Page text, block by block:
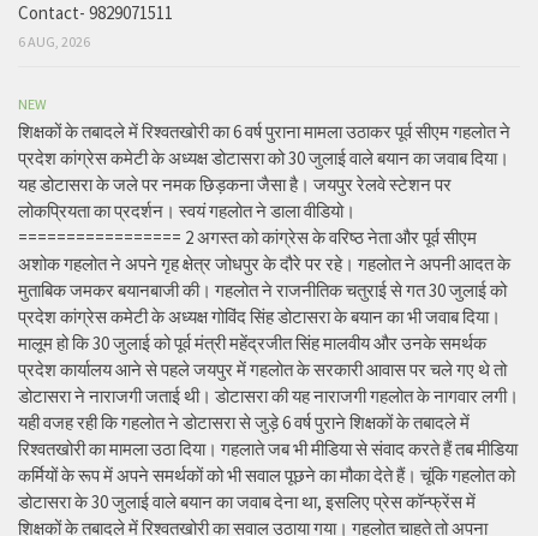
Contact- 9829071511
6 AUG, 2026
NEW
शिक्षकों के तबादले में रिश्वतखोरी का 6 वर्ष पुराना मामला उठाकर पूर्व सीएम गहलोत ने
प्रदेश कांग्रेस कमेटी के अध्यक्ष डोटासरा को 30 जुलाई वाले बयान का जवाब दिया।
यह डोटासरा के जले पर नमक छिड़कना जैसा है। जयपुर रेलवे स्टेशन पर
लोकप्रियता का प्रदर्शन। स्वयं गहलोत ने डाला वीडियो।
================= 2 अगस्त को कांग्रेस के वरिष्ठ नेता और पूर्व सीएम
अशोक गहलोत ने अपने गृह क्षेत्र जोधपुर के दौरे पर रहे। गहलोत ने अपनी आदत के
मुताबिक जमकर बयानबाजी की। गहलोत ने राजनीतिक चतुराई से गत 30 जुलाई को
प्रदेश कांग्रेस कमेटी के अध्यक्ष गोविंद सिंह डोटासरा के बयान का भी जवाब दिया।
मालूम हो कि 30 जुलाई को पूर्व मंत्री महेंद्रजीत सिंह मालवीय और उनके समर्थक
प्रदेश कार्यालय आने से पहले जयपुर में गहलोत के सरकारी आवास पर चले गए थे तो
डोटासरा ने नाराजगी जताई थी। डोटासरा की यह नाराजगी गहलोत के नागवार लगी।
यही वजह रही कि गहलोत ने डोटासरा से जुड़े 6 वर्ष पुराने शिक्षकों के तबादले में
रिश्वतखोरी का मामला उठा दिया। गहलाते जब भी मीडिया से संवाद करते हैं तब मीडिया
कर्मियों के रूप में अपने समर्थकों को भी सवाल पूछने का मौका देते हैं। चूंकि गहलोत को
डोटासरा के 30 जुलाई वाले बयान का जवाब देना था, इसलिए प्रेस कॉन्फ्रेंस में
शिक्षकों के तबादले में रिश्वतखोरी का सवाल उठाया गया। गहलोत चाहते तो अपना